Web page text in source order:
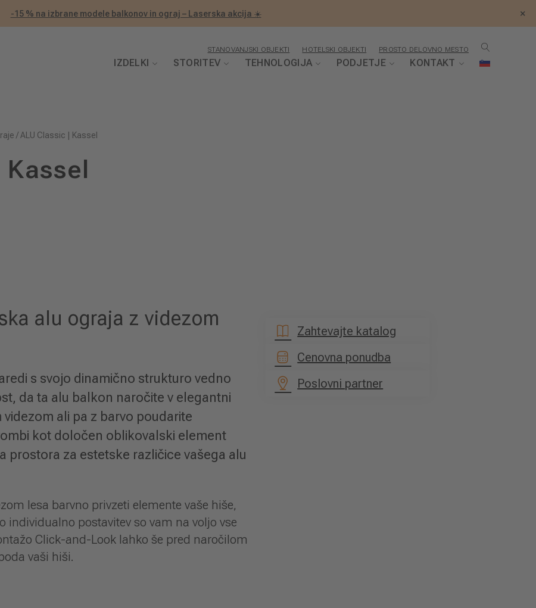
-15 % na izbrane modele balkonov in ograj – Laserska akcija ☀️ ×
STANOVANJSKI OBJEKTI HOTELSKI OBJEKTI PROSTO DELOVNO MESTO
IZDELKI STORITEV TEHNOLOGIJA PODJETJE KONTAKT
/ ALU Classic | Kassel
Kassel
alu ograja z videzom
s svojo dinamično strukturo vedno
da ta alu balkon naročite v elegantni
ali pa z barvo poudarite
kot določen oblikovalski element
prostora za estetske različice vašega alu
lesa barvno privzeti elemente vaše hiše,
individualno postavitev so vam na voljo vse
Click-and-Look lahko še pred naročilom
vaši hiši.
Zahtevajte katalog
Cenovna ponudba
Poslovni partner